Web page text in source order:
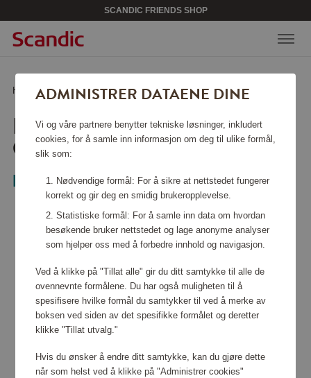
SCANDIC FRIENDS SHOP
Hjem /Noppborttagare GC026/80
NOPPBORTTAGARE
GC026/80
Philips
ADMINISTRER DATAENE DINE
Vi og våre partnere benytter tekniske løsninger, inkludert
cookies, for å samle inn informasjon om deg til ulike formål,
slik som:
Nødvendige formål: For å sikre at nettstedet fungerer
korrekt og gir deg en smidig brukeropplevelse.
Statistiske formål: For å samle inn data om hvordan
besøkende bruker nettstedet og lage anonyme analyser
som hjelper oss med å forbedre innhold og navigasjon.
Ved å klikke på "Tillat alle" gir du ditt samtykke til alle de
ovennevnte formålene. Du har også muligheten til å
spesifisere hvilke formål du samtykker til ved å merke av
boksen ved siden av det spesifikke formålet og deretter
klikke "Tillat utvalg."
Hvis du ønsker å endre ditt samtykke, kan du gjøre dette
når som helst ved å klikke på "Administrer cookies"